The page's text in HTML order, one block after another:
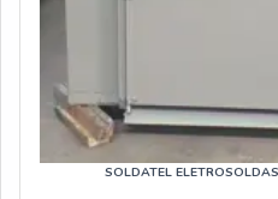
SOLDATEL